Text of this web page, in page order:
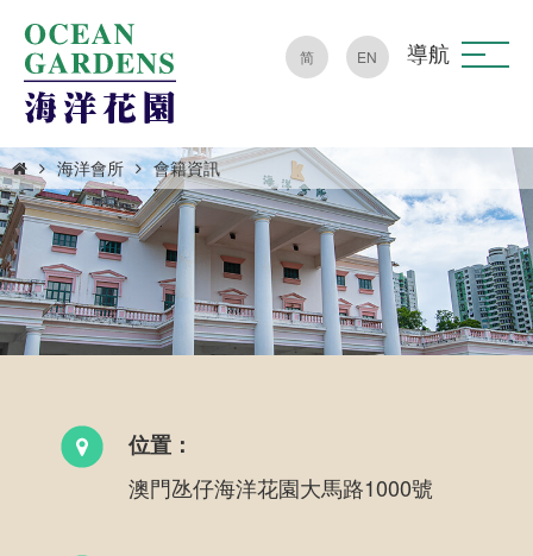
简 EN 導航
海洋會所 會籍資訊
位置：
澳門氹仔海洋花園大馬路1000號